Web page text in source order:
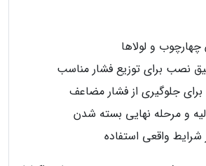
چهارچوب و لولاها
نصب برای توزیع فشار مناسب
برای جلوگیری از فشار مضاعف
و مرحله نهایی بسته شدن
واقعی استفاده